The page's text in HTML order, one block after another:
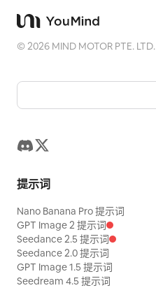
©2026 MIND MOTOR PTE. LTD.
提示词
Nano Banana Pro 提示词
GPT Image 2 提示词
Seedance 2.5 提示词
Seedance 2.0 提示词
GPT Image 1.5 提示词
Seedream 4.5 提示词